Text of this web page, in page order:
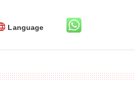
Language